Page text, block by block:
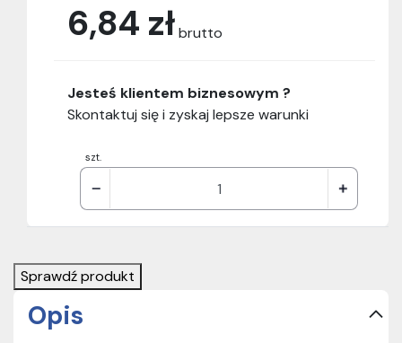
6,84 złbrutto
szt.
Jesteś klientem biznesowym ?
Skontaktuj się i zyskaj lepsze warunki
Sprawdź produkt
Opis